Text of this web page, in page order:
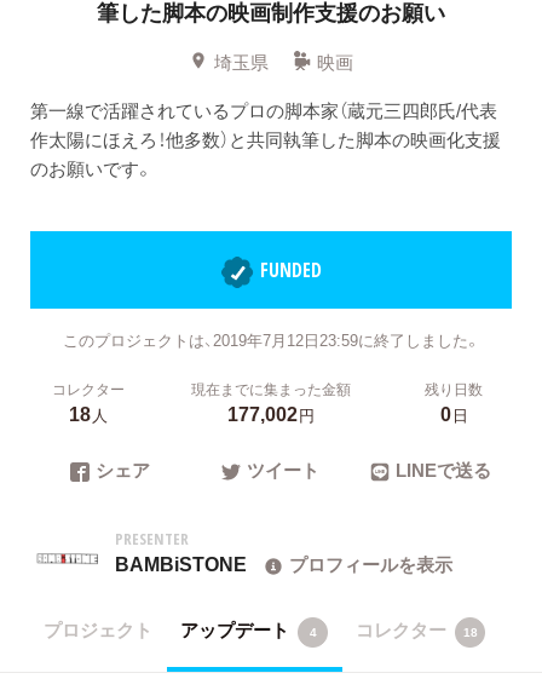
筆した脚本の映画制作支援のお願い
埼玉県
映画
第一線で活躍されているプロの脚本家（蔵元三四郎氏/代表
作太陽にほえろ！他多数）と共同執筆した脚本の映画化支援
のお願いです。
FUNDED
このプロジェクトは、2019年7月12日23:59に終了しました。
コレクター
18人
現在までに集まった金額
177,002円
残り日数
0日
シェア ツイート LINEで送る
PRESENTER
BAMBiSTONE プロフィールを表示
プロジェクト アップデート 4 コレクター 18